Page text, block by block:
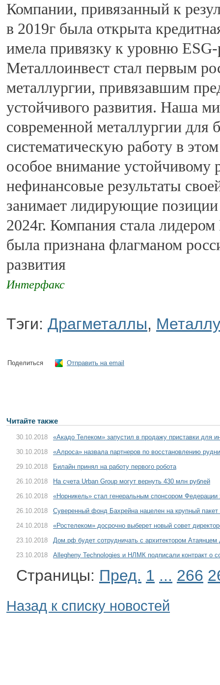
Компании, привязанный к
в 2019г была открыта
имела привязку к уровню
Металлоинвест стал первым
металлургии, привязавшим
устойчивого развития. Наша
современной металлургии
систематическую работу в
особое внимание устойчивому
нефинансовые результаты
занимает лидирующие
2024г. Компания стала
была признана флагманом
развития
Интерфакс
Тэги: Драгметаллы,
Поделиться Отправить на email
Читайте также
30.10.2018
«Акадо Телеком» запустил в продажу приставки для
30.10.2018
«Алроса» назвала партнеров по восстановлению
29.10.2018
Билайн принял на работу первого робота
26.10.2018
На счета Urban Group могут вернуть 430 млн рублей
26.10.2018
«Норникель» стал генеральным спонсором Федерации
26.10.2018
Суверенный фонд Бахрейна нацелен на крупный
24.10.2018
«Ростелеком» досрочно выберет новый совет
23.10.2018
Дом.рф будет сотрудничать с архитектором
23.10.2018
Allegheny Technologies и НЛМК подписали контракт о
Страницы: Пред. 1 ... 266
Назад к списку новостей